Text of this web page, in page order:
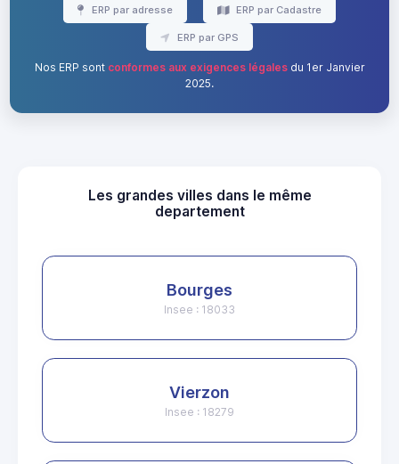
ERP par adresse ERP par Cadastre
ERP par GPS
Nos ERP sont conformes aux exigences légalesdu 1er Janvier
2025.
Les grandes villes dans le même
departement
Bourges
Insee : 18033
Vierzon
Insee : 18279